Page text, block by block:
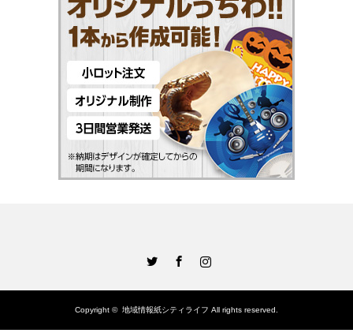
Copyright © 地域情報紙シティライフ All rights reserved.